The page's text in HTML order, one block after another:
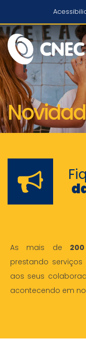
As mais de
prestando
aos seus
acontecendo em